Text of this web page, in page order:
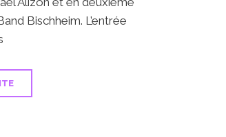
Bischheim. L’entrée